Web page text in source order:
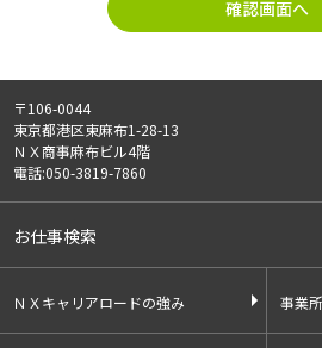
個人情報の利用
有料職業紹介事業
・請負事業
ご記入頂いた個人情報は、法令等に定
人様の同意なく、第三者に提供する
5)外部の委託：
ご記入頂いた個人情報は、文書保存、
〒106-0044
東京都港区東麻布1-28-13
ＮＸ商事麻布ビル4階
電話:050-3819-7860
お仕事検索
ＮＸキャリアロードの強み 事業